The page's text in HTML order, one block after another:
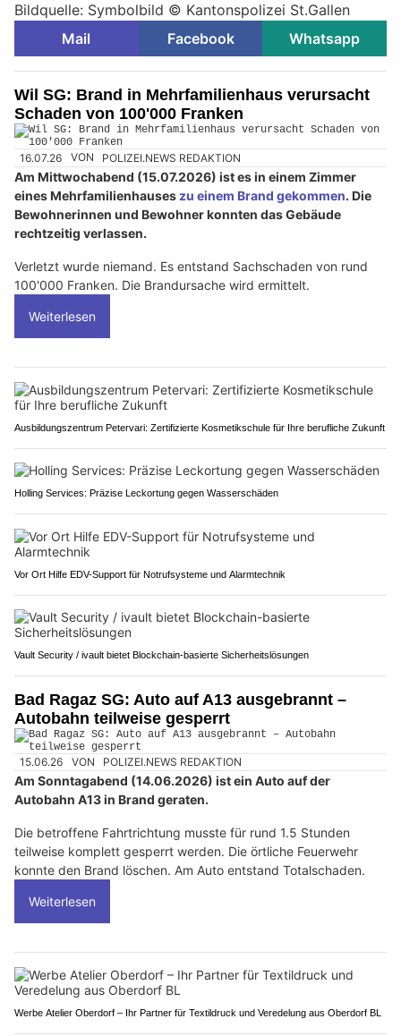
Bildquelle: Symbolbild © Kantonspolizei St.Gallen
Mail
Facebook Whatsapp
Wil SG: Brand in Mehrfamilienhaus verursacht
Schaden von 100'000 Franken
16.07.26 VON POLIZEI.NEWS REDAKTION
Am Mittwochabend (15.07.2026) ist es in einem Zimmer
eines Mehrfamilienhauses zu einem Brand gekommen. Die
Bewohnerinnen und Bewohner konnten das Gebäude
rechtzeitig verlassen.
Verletzt wurde niemand. Es entstand Sachschaden von rund
100'000 Franken. Die Brandursache wird ermittelt.
Weiterlesen
Ausbildungszentrum Petervari: Zertifizierte Kosmetikschule für Ihre berufliche Zukunft
Holling Services: Präzise Leckortung gegen Wasserschäden
Vor Ort Hilfe EDV-Support für Notrufsysteme und Alarmtechnik
Vault Security / ivault bietet Blockchain-basierte Sicherheitslösungen
Bad Ragaz SG: Auto auf A13 ausgebrannt –
Autobahn teilweise gesperrt
15.06.26 VON POLIZEI.NEWS REDAKTION
Am Sonntagabend (14.06.2026) ist ein Auto auf der
Autobahn A13 in Brand geraten.
Die betroffene Fahrtrichtung musste für rund 1.5 Stunden
teilweise komplett gesperrt werden. Die örtliche Feuerwehr
konnte den Brand löschen. Am Auto entstand Totalschaden.
Weiterlesen
Werbe Atelier Oberdorf – Ihr Partner für Textildruck und Veredelung aus Oberdorf BL